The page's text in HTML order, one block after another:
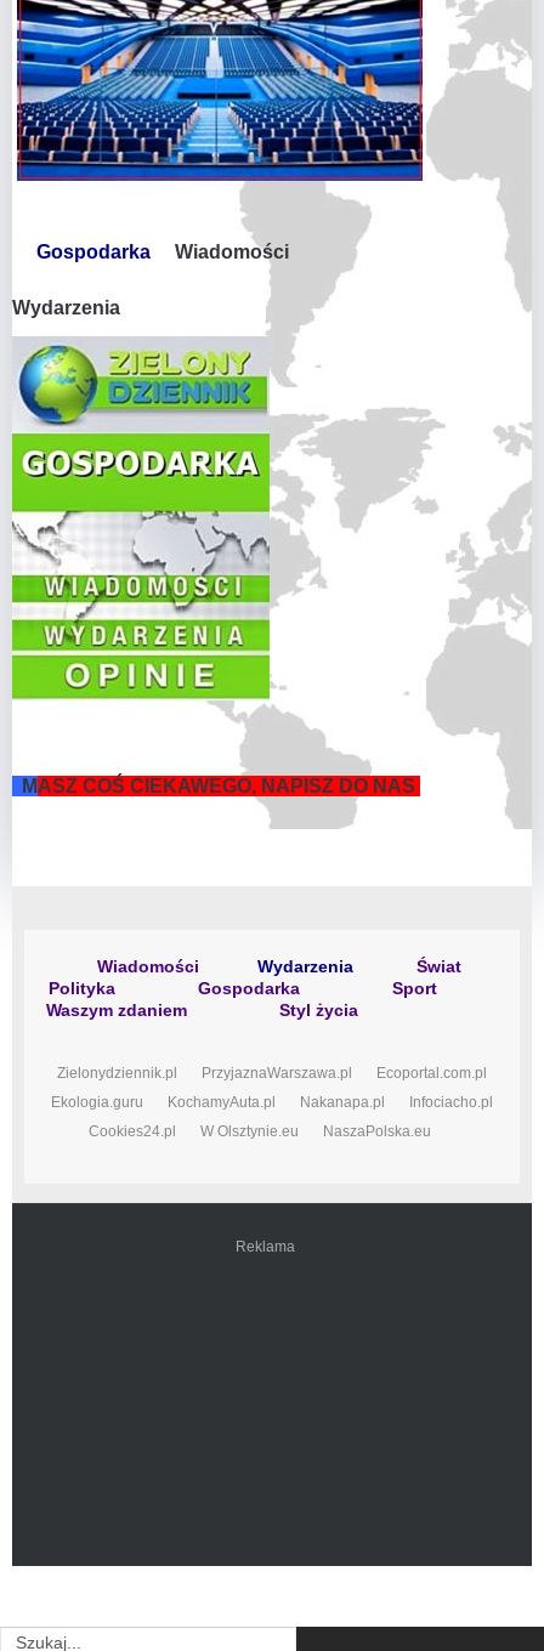
Gospodarka Wiadomości
Wydarzenia
MASZ COŚ CIEKAWEGO, NAPISZ DO NAS
Wiadomości Wydarzenia
Świat
Polityka
Gospodarka
Sport
Waszym zdaniem
Styl życia
Zielonydziennik.pl PrzyjaznaWarszawa.pl
Ecoportal.com.pl
Ekologia.guru
KochamyAuta.pl Nakanapa.pl
Infociacho.pl
Cookies24.pl
W Olsztynie.eu NaszaPolska.eu
Reklama